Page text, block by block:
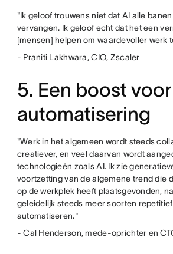
"Ik geloof trouwens niet dat AI alle
vervangen. Ik geloof echt dat het een
[mensen] helpen om waardevoller werk
- Praniti Lakhwara, CIO, Zscaler
5. Een boost voor
automatisering
"Werk in het algemeen wordt steeds
creatiever, en veel daarvan wordt
technologieën zoals AI. Ik zie
voortzetting van de algemene trend die
op de werkplek heeft plaatsgevonden,
geleidelijk steeds meer soorten
automatiseren."
- Cal Henderson, mede-oprichter en